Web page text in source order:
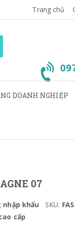
Trang chủ
DOANH NGHIỆP
07
nhập khẩu SKU:
cấp